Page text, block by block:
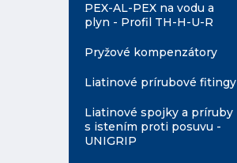
PEX-AL-PEX na vodu a
plyn - Profil TH-H-U-R
Pryžové kompenzátory
Liatinové prírubové fitingy
Liatinové spojky a príruby
s istením proti posuvu -
UNIGRIP